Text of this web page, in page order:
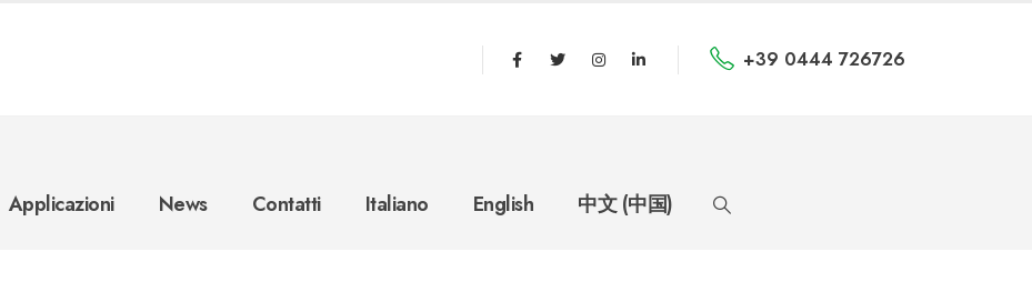
+39 0444 726726
Applicazioni News Contatti Italiano English 中文 (中国)